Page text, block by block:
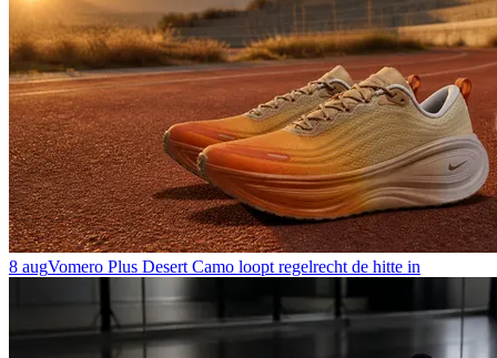
8 augVomero Plus Desert Camo loopt regelrecht de hitte in